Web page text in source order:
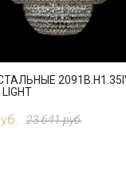
23 641 руб.